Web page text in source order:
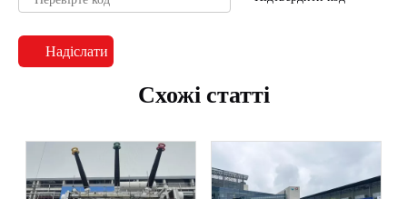
Надіслати
Схожі статті